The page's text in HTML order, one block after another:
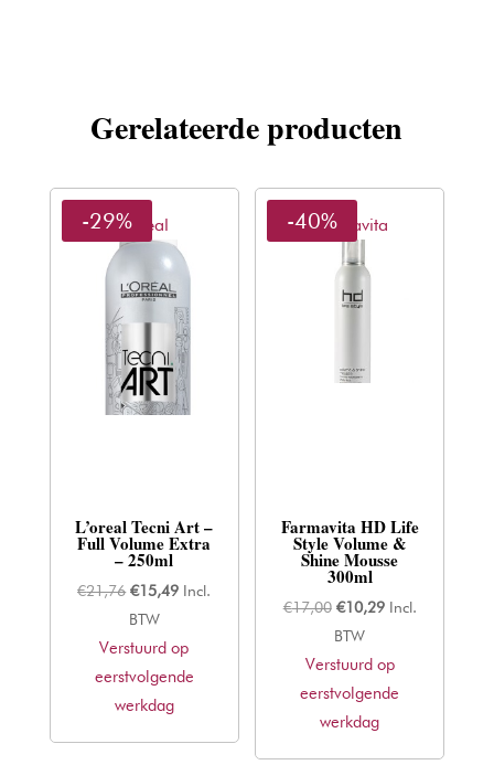
Gerelateerde producten
L'oreal
-29%
L’oreal Tecni Art –
Full Volume Extra
– 250ml
€21,76 Oorspronkelijke
prijs
was:
€21,76.
€15,49Huidige
is:
€15,49.
Incl.
BTW
Verstuurd op
eerstvolgende
werkdag
Farmavita
-40%
Farmavita HD Life
Style Volume &
Shine Mousse
300ml
€17,00 Oorspronkelijke
prijs
was:
€17,00.
€10,29Huidige
is:
€10,29.
Incl.
BTW
Verstuurd op
eerstvolgende
werkdag